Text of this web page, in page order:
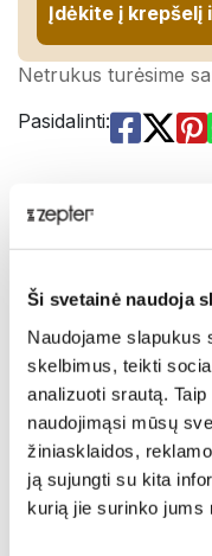
Ši svetainė naudoja
Naudojame slapukus
skelbimus, teikti
analizuoti srautą.
naudojimąsi mūsų
žiniasklaidos,
ją sujungti su kita
kurią jie surinko jums
Įdėkite į krepšelį
Netrukus turėsime
Pasidalinti:
Aprašymas
daugybė neigiamų
skleidžiamos
veiksmingą būdą
sveikatai naudinga
specialių akinių
C60 fulereno
nerasojantys ir
neatspindinčia